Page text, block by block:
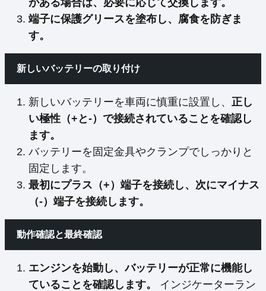
がある場合は、必要に応じて交換します。
端子に保護グリースを塗布し、腐食を防ぎま
す。
新しいバッテリーの取り付け
新しいバッテリーを車両に慎重に設置し、 正し
い極性（+と-）で接続されていることを確認し
ます。
バッテリーを固定金具やクランプでしっかりと
固定します。
最初にプラス（+）端子を接続し、次にマイナス
（-）端子を接続します。
動作確認と最終確認
エンジンを始動し、バッテリーが正常に機能し
ていることを確認します。
インジケーターラン